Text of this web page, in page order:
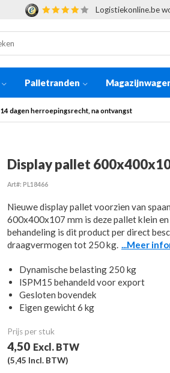
Logistiekonline.be
Palletranden
Meer dan 10 actieve webshops in Europa
Display pallet
Art#: PL18466
Nieuwe display pallet voorzien van
600x400x107 mm is deze pallet klein
behandeling is dit product per direct
draagvermogen tot 250 kg. ...Meer
Dynamische belasting 250 kg
ISPM15 behandeld voor export
Gesloten bovendek
Eigen gewicht 6 kg
Prijs per stuk
4,50 Excl. BTW
(5,45 Incl. BTW)